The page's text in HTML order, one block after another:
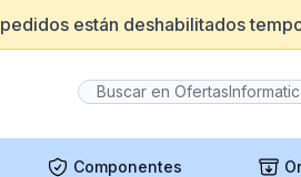
están deshabilitados
Componentes